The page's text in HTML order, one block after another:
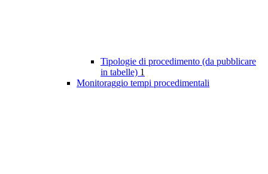
Tipologie di procedimento (da pubblicare
in tabelle) 1
Monitoraggio tempi procedimentali